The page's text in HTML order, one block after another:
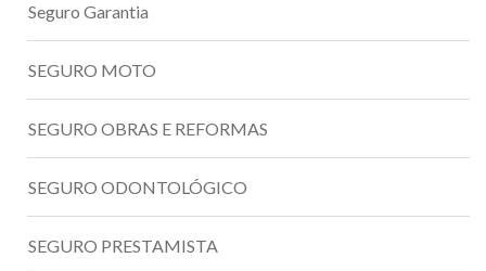
Seguro Garantia
SEGURO MOTO
SEGURO OBRAS E REFORMAS
SEGURO ODONTOLÓGICO
SEGURO PRESTAMISTA